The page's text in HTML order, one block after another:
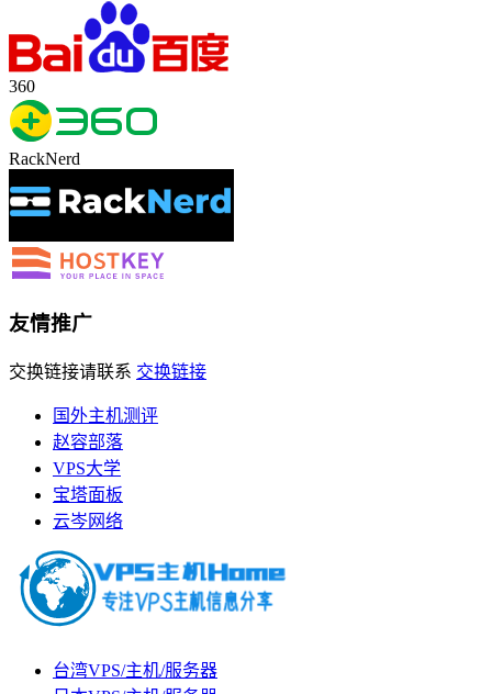
360
RackNerd
友情推广
交换链接请联系 交换链接
国外主机测评
赵容部落
VPS大学
宝塔面板
云岑网络
台湾VPS/主机/服务器